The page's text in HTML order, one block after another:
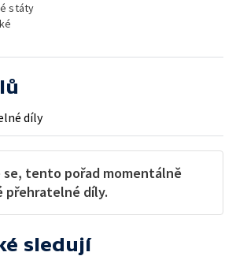
státy
díly
se, tento pořad momentálně
přehratelné díly.
sledují